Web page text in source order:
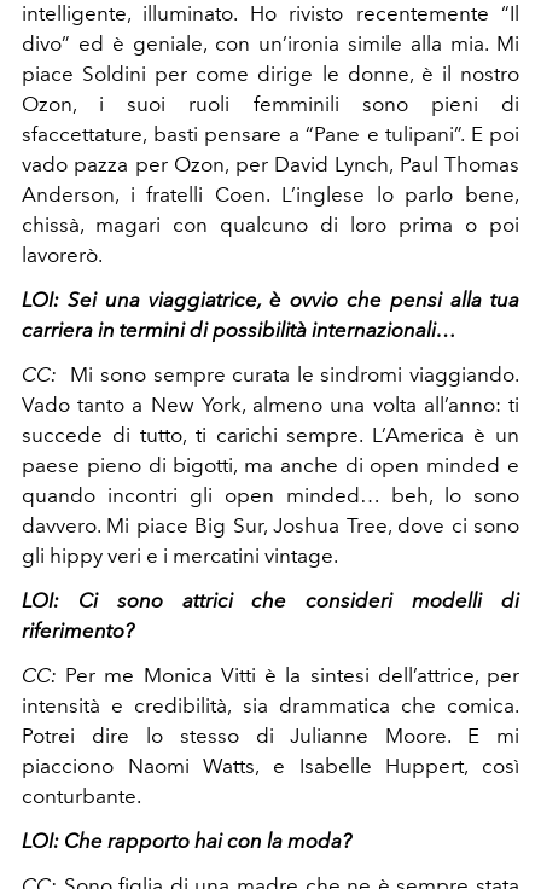
intelligente, illuminato. Ho rivisto recentemente “Il
divo” ed è geniale, con un’ironia simile alla mia. Mi
piace Soldini per come dirige le donne, è il nostro
Ozon, i suoi ruoli femminili sono pieni di
sfaccettature, basti pensare a “Pane e tulipani”. E poi
vado pazza per Ozon, per David Lynch, Paul Thomas
Anderson, i fratelli Coen. L’inglese lo parlo bene,
chissà, magari con qualcuno di loro prima o poi
lavorerò.
LOI: Sei una viaggiatrice, è ovvio che pensi alla tua
carriera in termini di possibilità internazionali…
CC: Mi sono sempre curata le sindromi viaggiando.
Vado tanto a New York, almeno una volta all’anno: ti
succede di tutto, ti carichi sempre. L’America è un
paese pieno di bigotti, ma anche di open minded e
quando incontri gli open minded… beh, lo sono
davvero. Mi piace Big Sur, Joshua Tree, dove ci sono
gli hippy veri e i mercatini vintage.
LOI:
Ci sono attrici che consideri modelli di
riferimento?
CC: Per me Monica Vitti è la sintesi dell’attrice, per
intensità e credibilità, sia drammatica che comica.
Potrei dire lo stesso di Julianne Moore. E mi
piacciono Naomi Watts, e Isabelle Huppert, così
conturbante.
LOI: Che rapporto hai con la moda?